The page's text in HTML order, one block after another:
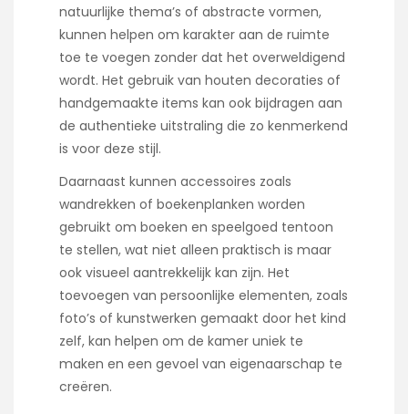
natuurlijke thema’s of abstracte vormen,
kunnen helpen om karakter aan de ruimte
toe te voegen zonder dat het overweldigend
wordt. Het gebruik van houten decoraties of
handgemaakte items kan ook bijdragen aan
de authentieke uitstraling die zo kenmerkend
is voor deze stijl.
Daarnaast kunnen accessoires zoals
wandrekken of boekenplanken worden
gebruikt om boeken en speelgoed tentoon
te stellen, wat niet alleen praktisch is maar
ook visueel aantrekkelijk kan zijn. Het
toevoegen van persoonlijke elementen, zoals
foto’s of kunstwerken gemaakt door het kind
zelf, kan helpen om de kamer uniek te
maken en een gevoel van eigenaarschap te
creëren.